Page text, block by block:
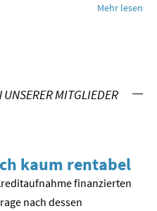
Mehr lesen
MITGLIEDER
kaum rentabel
finanzierten
nach dessen